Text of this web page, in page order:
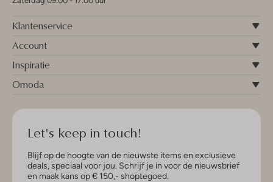
Klantenservice
Account
Inspiratie
Omoda
Let's keep in touch!
Blijf op de hoogte van de nieuwste items en exclusieve
deals, speciaal voor jou. Schrijf je in voor de nieuwsbrief
en maak kans op € 150,- shoptegoed.